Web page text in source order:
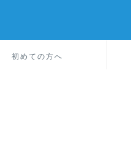
初めての方へ